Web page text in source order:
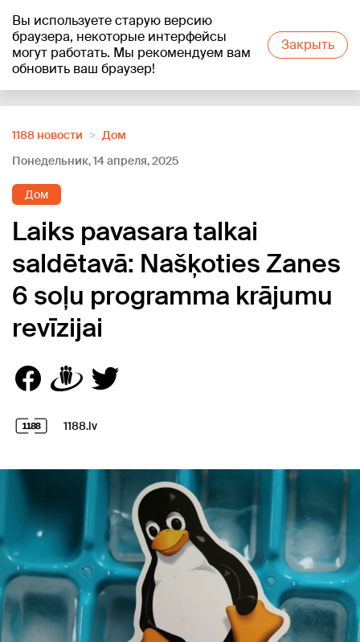
Вы используете старую версию
браузера, некоторые интерфейсы
могут работать. Мы рекомендуем вам
обновить ваш браузер!
Закрыть
+16°C
1188 новости
Дом
Понедельник, 14 апреля, 2025
Дом
Laiks pavasara talkai
saldētavā: Našķoties Zanes
6 soļu programma krājumu
revīzijai
1188.lv